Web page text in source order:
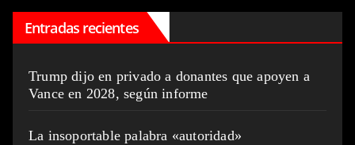
Entradas recientes
Trump dijo en privado a donantes que apoyen a
Vance en 2028, según informe
La insoportable palabra «autoridad»